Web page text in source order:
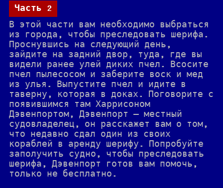
Часть 2
В этой части вам необходимо выбраться
из города, чтобы преследовать шерифа.
Проснувшись на следующий день,
зайдите на задний двор, туда, где вы
видели ранее улей диких пчел. Всосите
пчел пылесосом и заберите воск и мед
из улья. Выпустите пчел и идите в
таверну, которая в доках. Поговорите с
появившимся там Харрисоном
Дэвенпортом, Дэвенпорт — местный
судовладелец, он расскажет вам о том,
что недавно сдал один из своих
кораблей в аренду шерифу. Попробуйте
заполучить судно, чтобы преследовать
шерифа, Дэвенпорт готов вам помочь,
только не бесплатно.